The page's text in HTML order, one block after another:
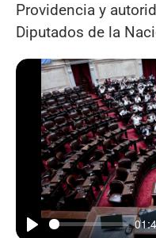
Providencia y
Diputados de la